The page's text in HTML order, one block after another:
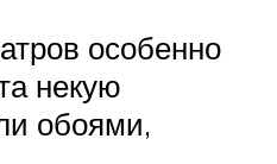
особенно
некую
обоями,